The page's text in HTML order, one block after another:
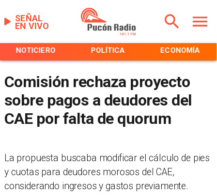
EN VIVO
SEÑAL
NOTICIERO POLÍTICA ECONOMÍA
Comisión rechaza proyecto
sobre pagos a deudores del
CAE por falta de quorum
La propuesta buscaba modificar el cálculo de pies
y cuotas para deudores morosos del CAE,
considerando ingresos y gastos previamente.